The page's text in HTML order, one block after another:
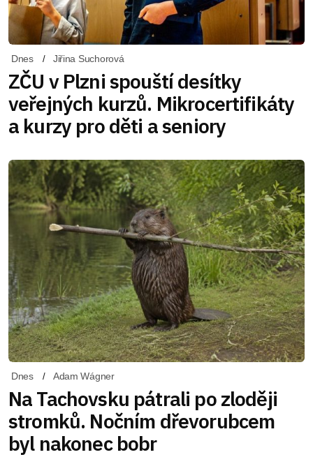
Dnes Jiřina Suchorová
ZČU v Plzni spouští desítky
veřejných kurzů. Mikrocertifikáty
a kurzy pro děti a seniory
Dnes Adam Wágner
Na Tachovsku pátrali po zloději
stromků. Nočním dřevorubcem
byl nakonec bobr